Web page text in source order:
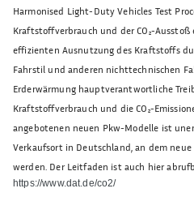
Harmonised Light-Duty Vehicles Test
Kraftstoffverbrauch und der CO₂-
effizienten Ausnutzung des Kraftstoffs
Fahrstil und anderen nichttechnischen
Erderwärmung hauptverantwortliche
Kraftstoffverbrauch und die CO₂-
angebotenen neuen Pkw-Modelle ist
Verkaufsort in Deutschland, an dem
werden. Der Leitfaden ist auch hier
https://www.dat.de/co2/